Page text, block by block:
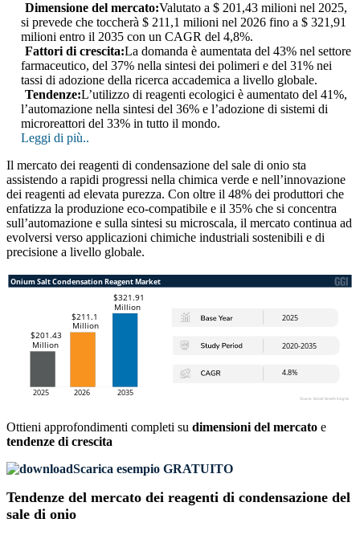
Dimensione del mercato:Valutato a $ 201,43 milioni nel 2025,
si prevede che toccherà $ 211,1 milioni nel 2026 fino a $ 321,91
milioni entro il 2035 con un CAGR del 4,8%.
Fattori di crescita:La domanda è aumentata del 43% nel settore
farmaceutico, del 37% nella sintesi dei polimeri e del 31% nei
tassi di adozione della ricerca accademica a livello globale.
Tendenze:L’utilizzo di reagenti ecologici è aumentato del 41%,
l’automazione nella sintesi del 36% e l’adozione di sistemi di
microreattori del 33% in tutto il mondo.
Leggi di più..
Il mercato dei reagenti di condensazione del sale di onio sta
assistendo a rapidi progressi nella chimica verde e nell’innovazione
dei reagenti ad elevata purezza. Con oltre il 48% dei produttori che
enfatizza la produzione eco-compatibile e il 35% che si concentra
sull’automazione e sulla sintesi su microscala, il mercato continua ad
evolversi verso applicazioni chimiche industriali sostenibili e di
precisione a livello globale.
Ottieni approfondimenti completi su dimensioni del mercato e
tendenze di crescita
Scarica esempio GRATUITO
Tendenze del mercato dei reagenti di condensazione del
sale di onio